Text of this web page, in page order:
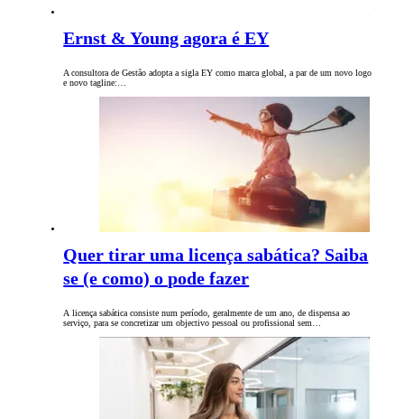
Ernst & Young agora é EY
A consultora de Gestão adopta a sigla EY como marca global, a par de um novo logo
e novo tagline:…
Quer tirar uma licença sabática? Saiba
se (e como) o pode fazer
A licença sabática consiste num período, geralmente de um ano, de dispensa ao
serviço, para se concretizar um objectivo pessoal ou profissional sem…